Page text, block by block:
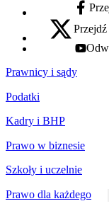
facebook
x - otwiera się w
youtube -
Prawnicy i sądy
Prawnicy
Policja
Strefa aplikanta
Sędziowie
Podatki
CIT
Akcyza
Rachunkowość
Kadry i BHP
HR
Ubezpieczenia
Prawo w biznesie
Małe i średnie
Szkoły i uczelnie
Prawo dla każdego